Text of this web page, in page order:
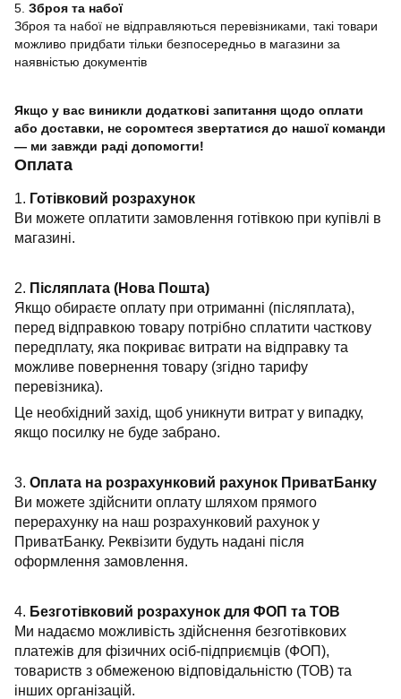
5. Зброя та набої
Зброя та набої не відправляються перевізниками, такі товари
можливо придбати тільки безпосередньо в магазини за
наявністью документів
Якщо у вас виникли додаткові запитання щодо оплати
або доставки, не соромтеся звертатися до нашої команди
— ми завжди раді допомогти!
Оплата
1. Готівковий розрахунок
Ви можете оплатити замовлення готівкою при купівлі в
магазині.
2. Післяплата (Нова Пошта)
Якщо обираєте оплату при отриманні (післяплата),
перед відправкою товару потрібно сплатити часткову
передплату, яка покриває витрати на відправку та
можливе повернення товару (згідно тарифу
перевізника).
Це необхідний захід, щоб уникнути витрат у випадку,
якщо посилку не буде забрано.
3. Оплата на розрахунковий рахунок ПриватБанку
Ви можете здійснити оплату шляхом прямого
перерахунку на наш розрахунковий рахунок у
ПриватБанку. Реквізити будуть надані після
оформлення замовлення.
4. Безготівковий розрахунок для ФОП та ТОВ
Ми надаємо можливість здійснення безготівкових
платежів для фізичних осіб-підприємців (ФОП),
товариств з обмеженою відповідальністю (ТОВ) та
інших організацій.